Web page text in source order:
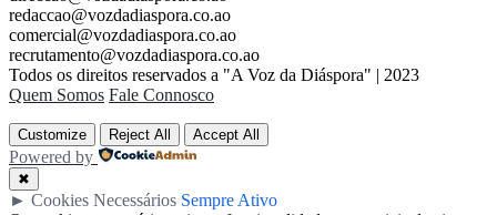
redaccao@vozdadiaspora.co.ao
comercial@vozdadiaspora.co.ao
recrutamento@vozdadiaspora.co.ao
Todos os direitos reservados a "A Voz da Diáspora" | 2023
Quem Somos Fale Connosco
Customize Reject All Accept All
Powered by
✖
► Cookies Necessários Sempre Ativo